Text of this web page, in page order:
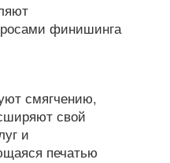
финишинга
смягчению,
свой
и
печатью